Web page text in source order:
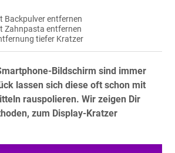
Backpulver entfernen
Zahnpasta entfernen
tiefer Kratzer
Bildschirm sind immer
lassen sich diese oft schon mit
rauspolieren. Wir zeigen Dir
zum Display-Kratzer